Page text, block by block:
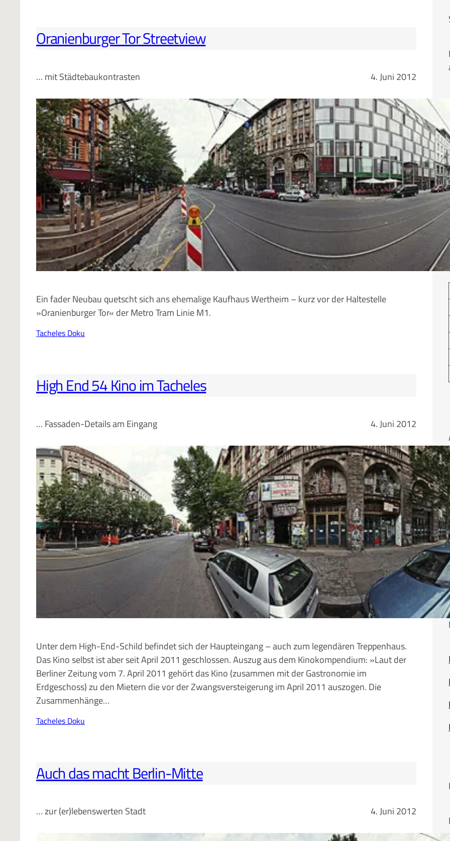
Oranienburger Tor Streetview
… mit Städtebaukontrasten 4. Juni 2012
Ein fader Neubau quetscht sich ans ehemalige Kaufhaus Wertheim – kurz vor der Haltestelle
»Oranienburger Tor« der Metro Tram Linie M1.
Tacheles Doku
High End 54 Kino im Tacheles
… Fassaden-Details am Eingang 4. Juni 2012
Unter dem High-End-Schild befindet sich der Haupteingang – auch zum legendären Treppenhaus.
Das Kino selbst ist aber seit April 2011 geschlossen. Auszug aus dem Kinokompendium: »Laut der
Berliner Zeitung vom 7. April 2011 gehört das Kino (zusammen mit der Gastronomie im
Erdgeschoss) zu den Mietern die vor der Zwangsversteigerung im April 2011 auszogen. Die
Zusammenhänge…
Tacheles Doku
Auch das macht Berlin-Mitte
… zur (er)lebenswerten Stadt 4. Juni 2012